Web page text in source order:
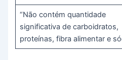
“Não contém quantidade
significativa de carboidratos,
proteínas, fibra alimentar e